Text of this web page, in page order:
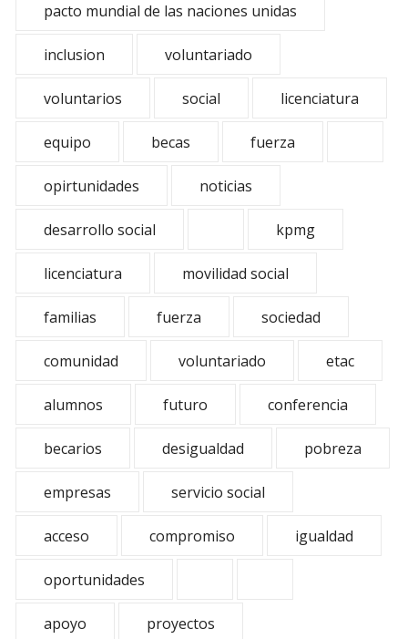
pacto mundial de las naciones unidas
inclusion voluntariado
voluntarios social licenciatura
equipo becas fuerza
opirtunidades noticias
desarrollo social kpmg
licenciatura movilidad social
familias fuerza sociedad
comunidad voluntariado etac
alumnos futuro conferencia
becarios desigualdad pobreza
empresas servicio social
acceso compromiso igualdad
oportunidades
apoyo proyectos